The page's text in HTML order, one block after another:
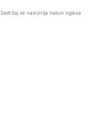
Sadržaj se nastavlja nakon oglasa